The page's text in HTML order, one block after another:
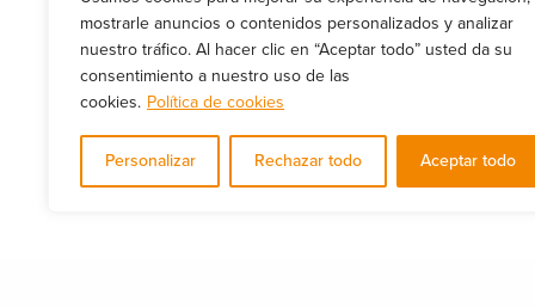
mostrarle anuncios o contenidos personalizados y analizar
nuestro tráfico. Al hacer clic en “Aceptar todo” usted da su
consentimiento a nuestro uso de las
cookies. Política de cookies
Personalizar Rechazar todo Aceptar todo